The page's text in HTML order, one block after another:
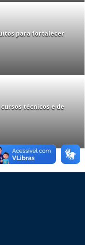
para fortalecer
técnicos e de